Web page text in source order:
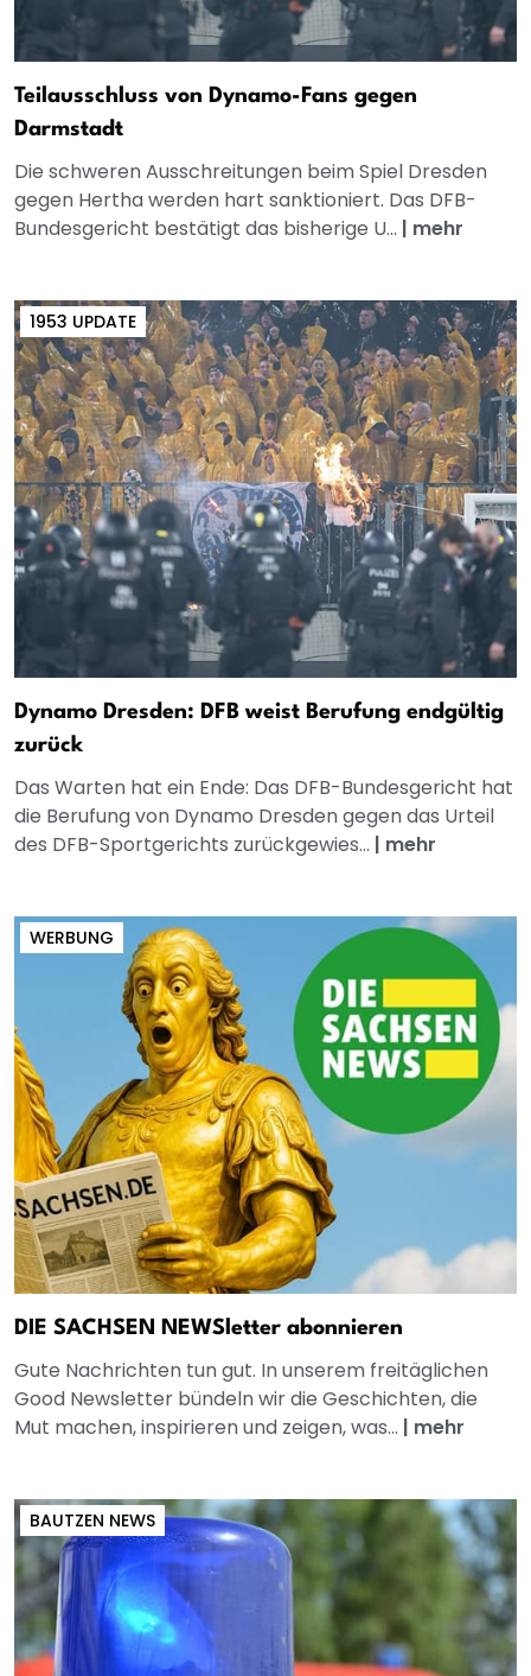
Teilausschluss von Dynamo-Fans gegen
Darmstadt
Die schweren Ausschreitungen beim Spiel Dresden
gegen Hertha werden hart sanktioniert. Das DFB-
Bundesgericht bestätigt das bisherige U... | mehr
1953 UPDATE
Dynamo Dresden: DFB weist Berufung endgültig
zurück
Das Warten hat ein Ende: Das DFB-Bundesgericht hat
die Berufung von Dynamo Dresden gegen das Urteil
des DFB-Sportgerichts zurückgewies... | mehr
WERBUNG
DIE SACHSEN NEWSletter abonnieren
Gute Nachrichten tun gut. In unserem freitäglichen
Good Newsletter bündeln wir die Geschichten, die
Mut machen, inspirieren und zeigen, was... | mehr
BAUTZEN NEWS